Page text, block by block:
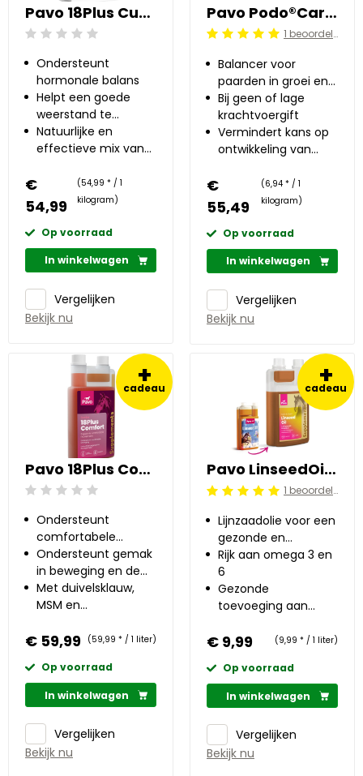
Pavo 18Plus Cushin 1 kg
Beoordeling: 0/5
Ondersteunt
hormonale balans
Helpt een goede
weerstand te
behouden
Natuurlijke en
effectieve mix van
€
54,99
(54,99 * / 1
kilogram)
Op voorraad
In winkelwagen
Vergelijken
Bekijk nu
Pavo Podo®Care 8 kg
Beoordeling: 5/5 1 beoordelingen
Balancer voor
paarden in groei en
drachtige merries
Bij geen of lage
krachtvoergift
Vermindert kans op
ontwikkeling van
€
55,49
(6,94 * / 1
kilogram)
Op voorraad
In winkelwagen
Vergelijken
Bekijk nu
+
cadeau
Pavo 18Plus Comfort 1 l
Beoordeling: 0/5
Ondersteunt
comfortabele
beweging
Ondersteunt gemak
in beweging en de
gewrichtsfunctie
Met duivelsklauw,
MSM en
€ 59,99 (59,99 * / 1 liter)
Op voorraad
In winkelwagen
Vergelijken
Bekijk nu
+
cadeau
Pavo LinseedOil 1 l
Beoordeling: 5/5 1 beoordelingen
Lijnzaadolie voor een
gezonde en
glanzende vacht
Rijk aan omega 3 en
6
Gezonde
toevoeging aan
€ 9,99 (9,99 * / 1 liter)
Op voorraad
In winkelwagen
Vergelijken
Bekijk nu